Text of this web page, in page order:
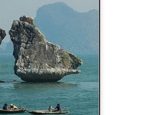
水位或人潮過多時，則改走
!
【越南國寶水上木偶劇】
傳統民間舞台戲，也是世界
奇的地方，就在於木偶戲於
長時間浸泡於水中，利用其
巧，讓玩偶生靈活現的演出
的神態令人拍案叫絕。表演